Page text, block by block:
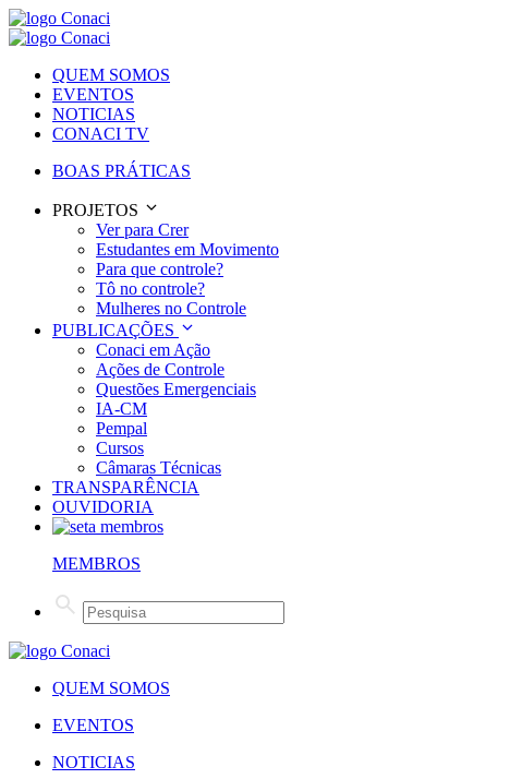
QUEM SOMOS
EVENTOS
NOTICIAS
CONACI TV
BOAS PRÁTICAS
PROJETOS
Ver para Crer
Estudantes em Movimento
Para que controle?
Tô no controle?
Mulheres no Controle
PUBLICAÇÕES
Conaci em Ação
Ações de Controle
Questões Emergenciais
IA-CM
Pempal
Cursos
Câmaras Técnicas
TRANSPARÊNCIA
OUVIDORIA
MEMBROS
QUEM SOMOS
EVENTOS
NOTICIAS